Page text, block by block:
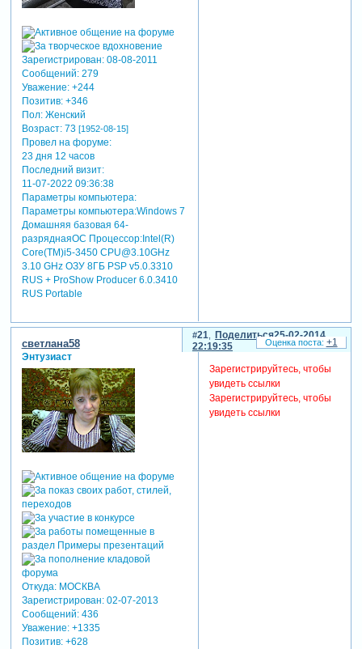
Зарегистрирован: 08-08-2011
Сообщений:279
Уважение: +244
Позитив: +346
Пол:Женский
Возраст:73 [1952-08-15]
Провел на форуме:
23 дня 12 часов
Последний визит:
11-07-2022 09:36:38
Параметры компьютера:
Параметры компьютера:Windows 7
Домашняя базовая 64-
разряднаяОС Процессор:Intel(R)
Core(TM)i5-3450 CPU@3.10GHz
3.10 GHz ОЗУ 8ГБ PSP v5.0.3310
RUS + ProShow Producer 6.0.3410
RUS Portable
Поделиться
21
25-02-2014
22:19:35
светлана58
Энтузиаст
Откуда:МОСКВА
Зарегистрирован: 02-07-2013
Сообщений:436
Уважение: +1335
Позитив: +628
Зарегистрируйтесь, чтобы
увидеть ссылки
Зарегистрируйтесь, чтобы
увидеть ссылки
+1